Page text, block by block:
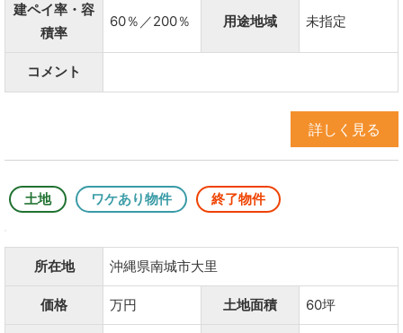
建ペイ率・容
積率
60％／200％ 用途地域 未指定
コメント
詳しく見る
土地 ワケあり物件 終了物件
所在地 沖縄県南城市大里
価格 万円 土地面積 60坪